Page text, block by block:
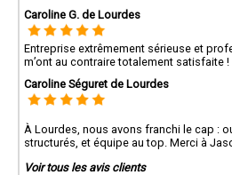
Caroline G. de Lourdes
Entreprise extrêmement sérieuse et
m’ont au contraire totalement
Caroline Séguret de Lourdes
À Lourdes, nous avons franchi le cap :
structurés, et équipe au top. Merci à
Voir tous les avis clients